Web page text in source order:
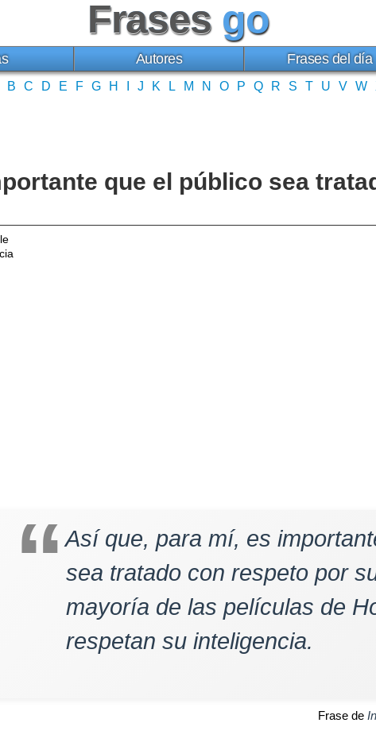
Frases go
Autores Frases del día
B C D E F G H J K L M N O P Q R S T U V W
que el público sea
Así que, para mí, es
sea tratado con respeto por
mayoría de las películas de
respetan su inteligencia.
Frase de